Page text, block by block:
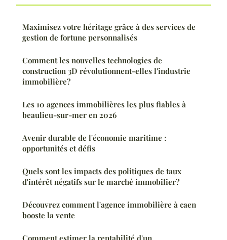
Maximisez votre héritage grâce à des services de
gestion de fortune personnalisés
Comment les nouvelles technologies de
construction 3D révolutionnent-elles l'industrie
immobilière?
Les 10 agences immobilières les plus fiables à
beaulieu-sur-mer en 2026
Avenir durable de l'économie maritime :
opportunités et défis
Quels sont les impacts des politiques de taux
d'intérêt négatifs sur le marché immobilier?
Découvrez comment l'agence immobilière à caen
booste la vente